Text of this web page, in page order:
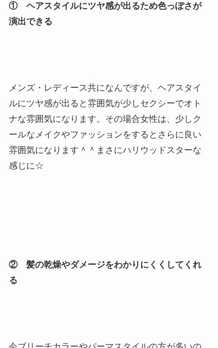
① ヘアスタイルにツヤ感が出るため色っぽさが
演出できる
メンズ・レディース共になんですが、ヘアスタイ
ルにツヤ感が出ると雰囲気が少しセクシーでオト
ナな雰囲気になります。その場合女性は、少しク
ールなメイクやファッションをするとさらに良い
雰囲気になります＾＾まさにハリウッドスターな
感じに☆
② 髪の乾燥やダメージをわかりにくくしてくれ
る